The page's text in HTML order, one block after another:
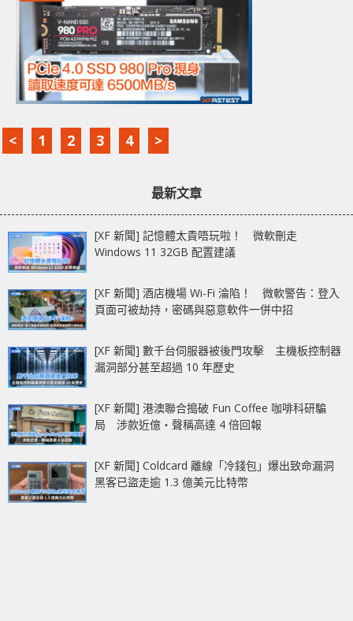
< 1 2 3 4 >
最新文章
[XF 新聞] 記憶體太貴唔玩啦！ 微軟刪走
Windows 11 32GB 配置建議
[XF 新聞] 酒店機場 Wi-Fi 淪陷！ 微軟警告：登入
頁面可被劫持，密碼與惡意軟件一併中招
[XF 新聞] 數千台伺服器被後門攻擊 主機板控制器
漏洞部分甚至超過 10 年歷史
[XF 新聞] 港澳聯合搗破 Fun Coffee 咖啡科研騙
局 涉款近億‧聲稱高達 4 倍回報
[XF 新聞] Coldcard 離線「冷錢包」爆出致命漏洞
黑客已盜走逾 1.3 億美元比特幣